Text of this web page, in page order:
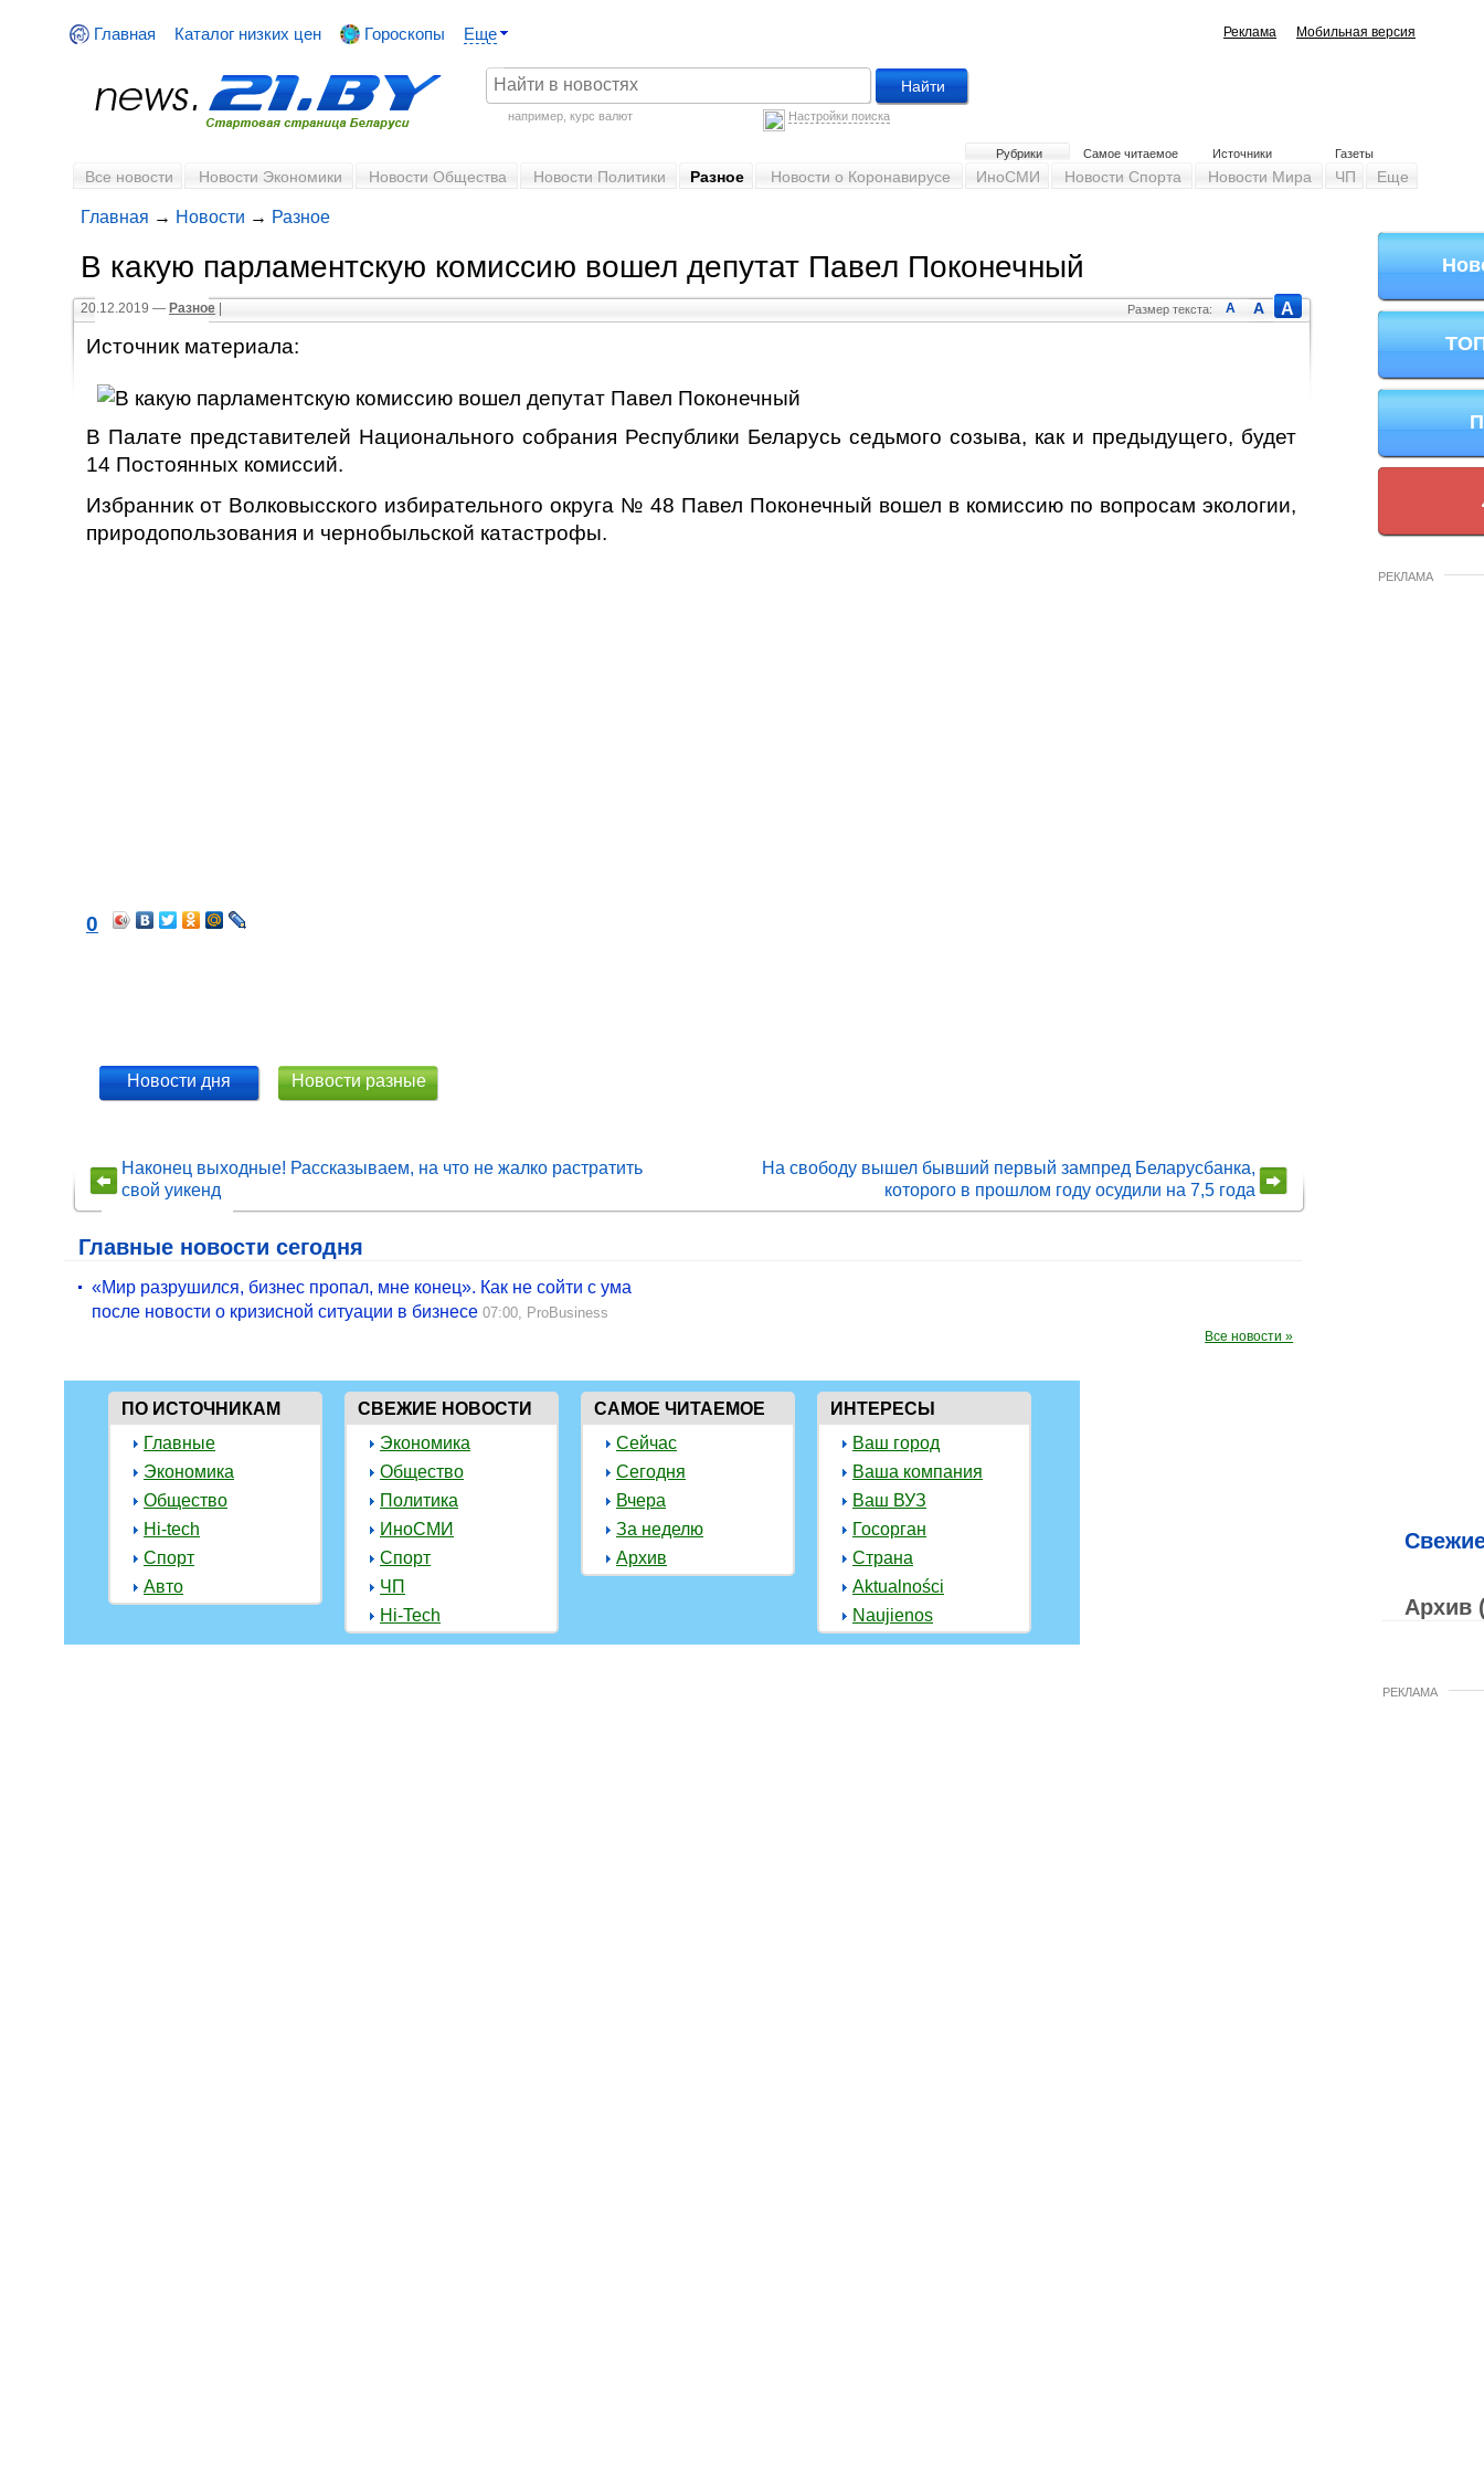
Главная Каталог низких цен Гороскопы Еще Мобильная версия
Реклама
например, курс валют Настройки поиска
Газеты
Источники
Самое читаемое
Рубрики
Все новости Новости Экономики Новости Общества Новости Политики Разное Новости о Коронавирусе ИноСМИ Новости Спорта Новости Мира ЧП Еще
Главная → Новости → Разное
В какую парламентскую комиссию вошел депутат Павел Поконечный
20.12.2019 — Разное Размер текста: A A A
Источник материала:
В Палате представителей Национального собрания Республики Беларусь седьмого созыва, как и предыдущего, будет
14 Постоянных комиссий.
Избранник от Волковысского избирательного округа № 48 Павел Поконечный вошел в комиссию по вопросам экологии,
природопользования и чернобыльской катастрофы.
0
Новости дня Новости разные
Наконец выходные! Рассказываем, на что не жалко растратить
свой уикенд
На свободу вышел бывший первый зампред Беларусбанка,
которого в прошлом году осудили на 7,5 года
Главные новости сегодня
«Мир разрушился, бизнес пропал, мне конец». Как не сойти с ума
после новости о кризисной ситуации в бизнесе 07:00, ProBusiness
Все новости »
ПО ИСТОЧНИКАМ
Главные
Экономика
Общество
Hi-tech
Спорт
Авто
СВЕЖИЕ НОВОСТИ
Экономика
Общество
Политика
ИноСМИ
Спорт
ЧП
Hi-Tech
САМОЕ ЧИТАЕМОЕ
Сейчас
Сегодня
Вчера
За неделю
Архив
ИНТЕРЕСЫ
Ваш город
Ваша компания
Ваш ВУЗ
Госорган
Страна
Aktualności
Naujienos
РЕКЛАМА
Архив
РЕКЛАМА